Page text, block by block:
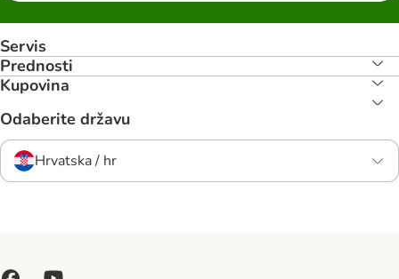
Servis
Prednosti
Kupovina
Odaberite državu
Hrvatska / hr